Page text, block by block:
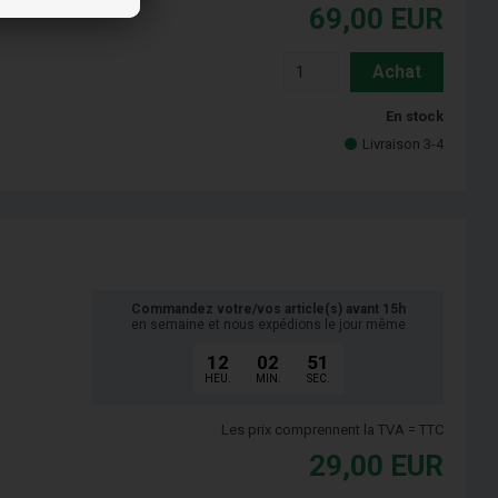
69,00 EUR
Achat
En stock
Livraison 3-4
Commandez votre/vos article(s) avant 15h
en semaine et nous expédions le jour même
12
HEU.
02
MIN.
50
SEC.
Les prix comprennent la TVA = TTC
29,00 EUR